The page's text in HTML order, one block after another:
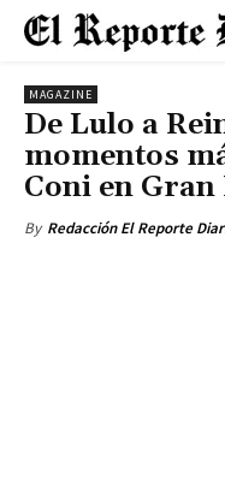
MAGAZINE
De Lulo a
momentos
Coni en
By Redacción El Reporte